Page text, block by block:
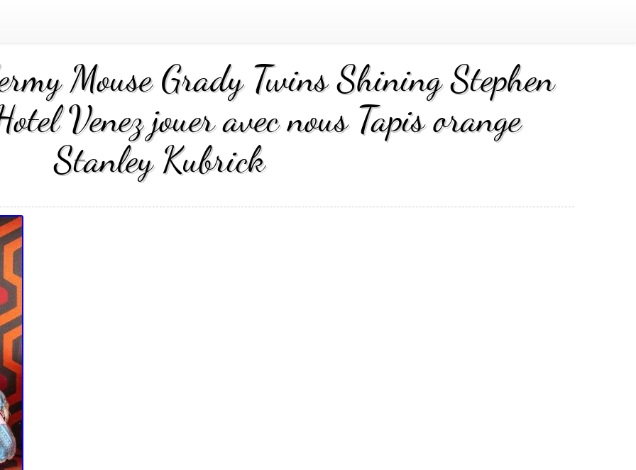
Mouse Grady Twins Shining Stephen
Venez jouer avec nous Tapis orange
Stanley Kubrick